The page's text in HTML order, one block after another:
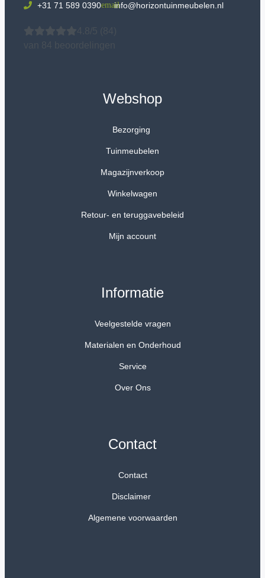
+31 71 589 0390
info@horizontuinmeubelen.nl
4.8/5
(84)
van 84 beoordelingen
Webshop
Bezorging
Tuinmeubelen
Magazijnverkoop
Winkelwagen
Retour- en teruggavebeleid
Mijn account
Informatie
Veelgestelde vragen
Materialen en Onderhoud
Service
Over Ons
Contact
Contact
Disclaimer
Algemene voorwaarden